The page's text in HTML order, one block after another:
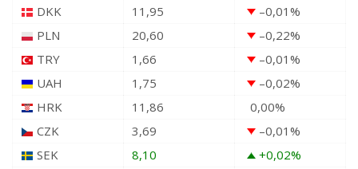
DKK
11,95 –0,01%
PLN
20,60 –0,22%
TRY
1,66 –0,01%
UAH
1,75 –0,02%
HRK
11,86 0,00%
CZK
3,69 –0,01%
SEK
8,10 +0,02%